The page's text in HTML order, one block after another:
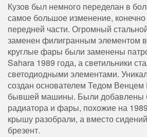
Кузов был немного переделан в
самое большое изменение,
передней части. Огромный
заменен филигранным элементом в
круглые фары были заменены
Sahara 1989 года, а светильники
светодиодными элементами.
создан основателем Тедом Венцем
бывшей машины. Были добавлены
радиатора и фары, похожие на
крышу разобрали, а вместо
брезент.